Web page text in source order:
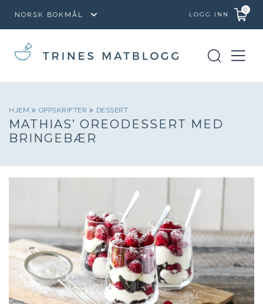
LOGG INN
0
HJEM OPPSKRIFTER DESSERT
MATHIAS’ OREODESSERT MED
BRINGEBÆR